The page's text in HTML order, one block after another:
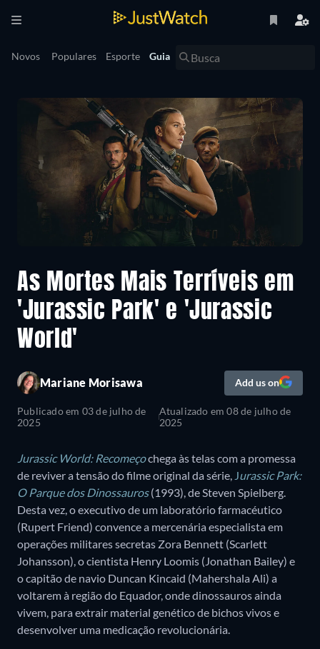
Novos Populares Esporte Guia
As Mortes Mais Terríveis em
'Jurassic Park' e 'Jurassic
World'
Mariane Morisawa Add us on
Publicado em 03 de julho de
2025
Atualizado em08 de julho de
2025
Jurassic World: Recomeçochega às telas com a promessa
de reviver a tensão do filme original da série, Jurassic Park:
O Parque dos Dinossauros(1993), de Steven Spielberg.
Desta vez, o executivo de um laboratório farmacéutico
(Rupert Friend) convence a mercenária especialista em
operações militares secretas Zora Bennett (Scarlett
Johansson), o cientista Henry Loomis (Jonathan Bailey) e
o capitão de navio Duncan Kincaid (Mahershala Ali) a
voltarem à região do Equador, onde dinossauros ainda
vivem, para extrair material genético de bichos vivos e
desenvolver uma medicação revolucionária.